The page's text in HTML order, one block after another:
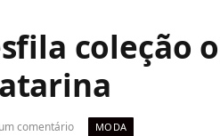
coleção
comentário MODA